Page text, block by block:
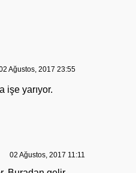
Ağustos, 2017 23:55
işe yarıyor.
02 Ağustos, 2017 11:11